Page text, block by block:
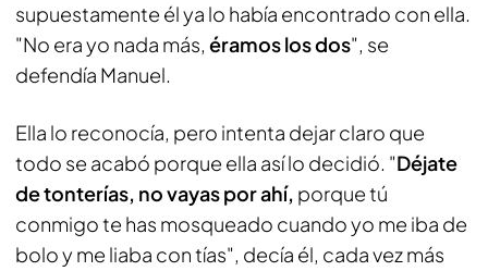
supuestamente él ya lo había encontrado con ella.
"No era yo nada más, éramos los dos", se
defendía Manuel.
Ella lo reconocía, pero intenta dejar claro que
todo se acabó porque ella así lo decidió. "Déjate
de tonterías, no vayas por ahí, porque tú
conmigo te has mosqueado cuando yo me iba de
bolo y me liaba con tías", decía él, cada vez más